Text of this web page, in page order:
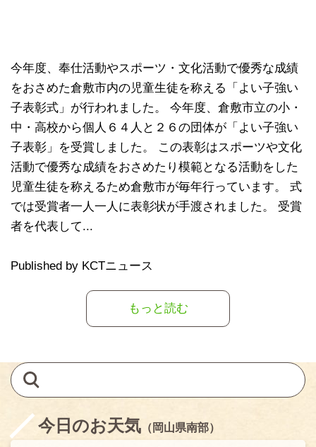
今年度、奉仕活動やスポーツ・文化活動で優秀な成績
をおさめた倉敷市内の児童生徒を称える「よい子強い
子表彰式」が行われました。 今年度、倉敷市立の小・
中・高校から個人６４人と２６の団体が「よい子強い
子表彰」を受賞しました。 この表彰はスポーツや文化
活動で優秀な成績をおさめたり模範となる活動をした
児童生徒を称えるため倉敷市が毎年行っています。 式
では受賞者一人一人に表彰状が手渡されました。 受賞
者を代表して...
Published by KCTニュース
もっと読む
今日のお天気 （岡山県南部）